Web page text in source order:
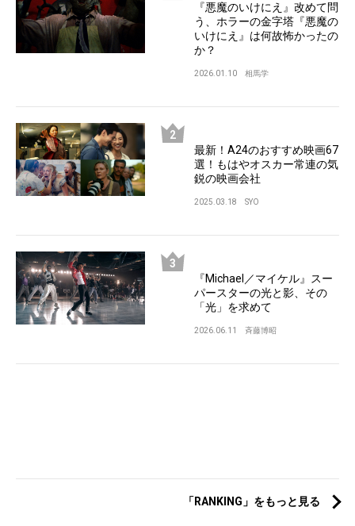
『悪魔のいけにえ』改めて問
う、ホラーの金字塔『悪魔の
いけにえ』は何故怖かったの
か？
2026.01.10 相馬学
最新！A24のおすすめ映画67
選！もはやオスカー常連の気
鋭の映画会社
2025.03.18 SYO
『Michael／マイケル』スー
パースターの光と影、その
「光」を求めて
2026.06.11 斉藤博昭
「RANKING」をもっと見る